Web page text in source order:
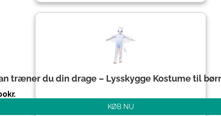
træner du din drage – Lysskygge Kostume til
kr.
KØB NU